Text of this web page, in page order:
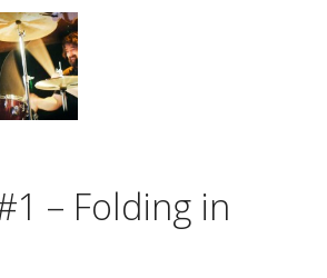
– Folding in